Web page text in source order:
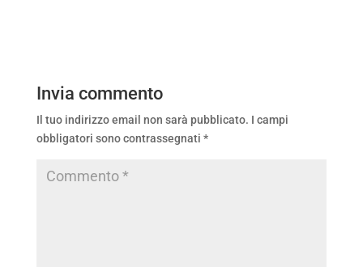
Invia commento
Il tuo indirizzo email non sarà pubblicato. I campi
obbligatori sono contrassegnati *